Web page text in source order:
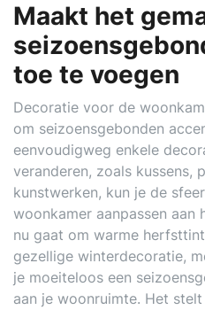
Maakt het
toe te voegen
Decoratie voor de
om seizoensgebonden
eenvoudigweg enkele
veranderen, zoals kussens,
kunstwerken, kun je de
woonkamer aanpassen aan
nu gaat om warme
gezellige winterdecoratie,
je moeiteloos een
aan je woonruimte. Het